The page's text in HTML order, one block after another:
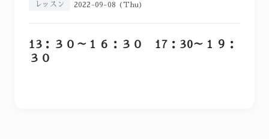
レッスン 2022-09-08 (Thu)
13：３０～１６：３０ 17：30～１９：
３０